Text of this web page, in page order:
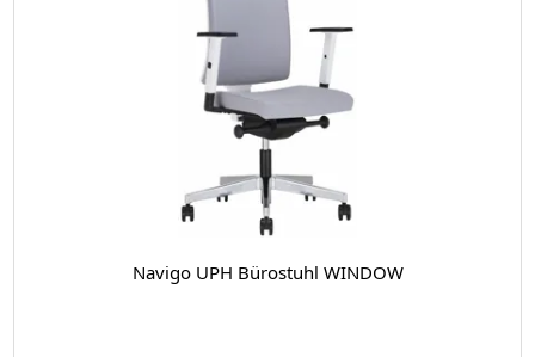
Navigo UPH Bürostuhl WINDOW